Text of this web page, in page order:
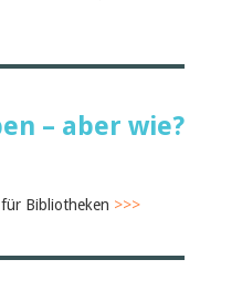
– aber wie?
Bibliotheken >>>